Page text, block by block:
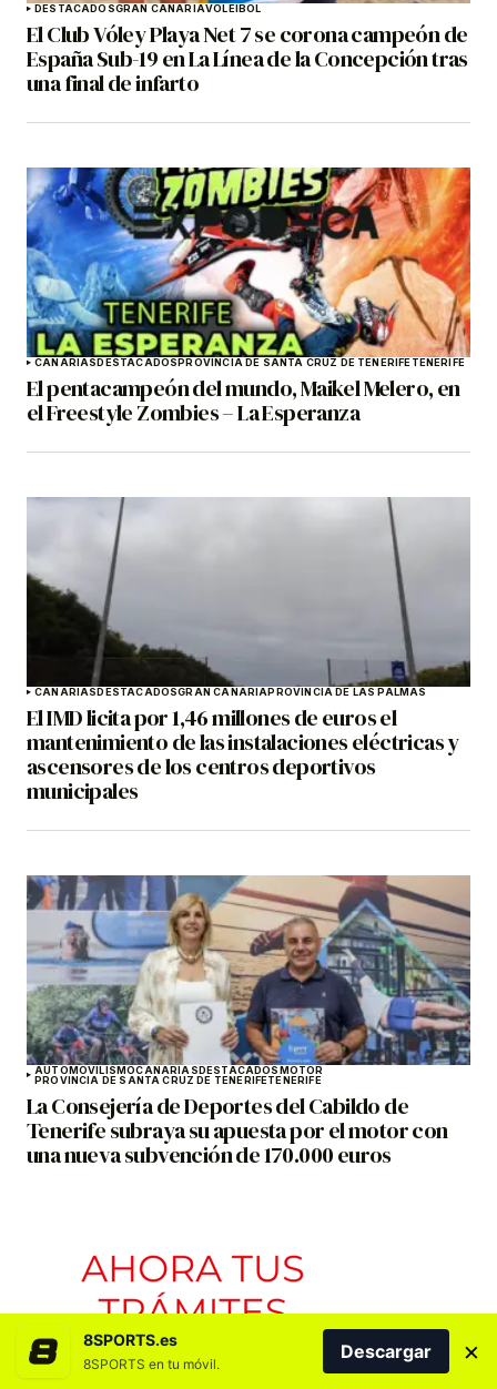
DESTACADOSGRAN CANARIAVOLEIBOL
El Club Vóley Playa Net 7 se corona campeón de
España Sub-19 en La Línea de la Concepción tras
una final de infarto
CANARIASDESTACADOSPROVINCIA DE SANTA CRUZ DE TENERIFETENERIFE
El pentacampeón del mundo, Maikel Melero, en
el Freestyle Zombies – La Esperanza
CANARIASDESTACADOSGRAN CANARIAPROVINCIA DE LAS PALMAS
El IMD licita por 1,46 millones de euros el
mantenimiento de las instalaciones eléctricas y
ascensores de los centros deportivos
municipales
AUTOMOVILISMOCANARIASDESTACADOSMOTOR
PROVINCIA DE SANTA CRUZ DE TENERIFETENERIFE
La Consejería de Deportes del Cabildo de
Tenerife subraya su apuesta por el motor con
una nueva subvención de 170.000 euros
8SPORTS.es
8SPORTS en tu móvil.
Descargar ×